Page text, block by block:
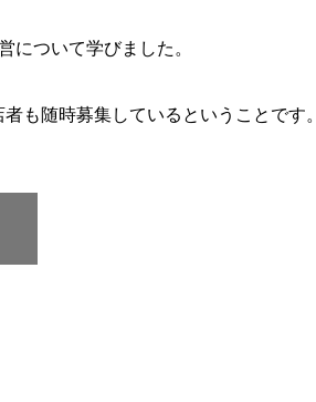
について学びました。
も随時募集しているということです。